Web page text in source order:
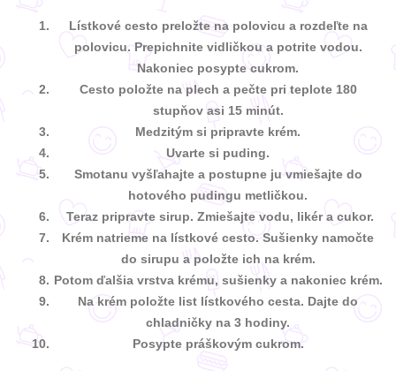
Lístkové cesto preložte na polovicu a rozdeľte na
polovicu. Prepichnite vidličkou a potrite vodou.
Nakoniec posypte cukrom.
Cesto položte na plech a pečte pri teplote 180
stupňov asi 15 minút.
Medzitým si pripravte krém.
Uvarte si puding.
Smotanu vyšľahajte a postupne ju vmiešajte do
hotového pudingu metličkou.
Teraz pripravte sirup. Zmiešajte vodu, likér a cukor.
Krém natrieme na lístkové cesto. Sušienky namočte
do sirupu a položte ich na krém.
Potom ďalšia vrstva krému, sušienky a nakoniec krém.
Na krém položte list lístkového cesta. Dajte do
chladničky na 3 hodiny.
Posypte práškovým cukrom.